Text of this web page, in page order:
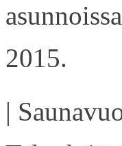
2015.
|